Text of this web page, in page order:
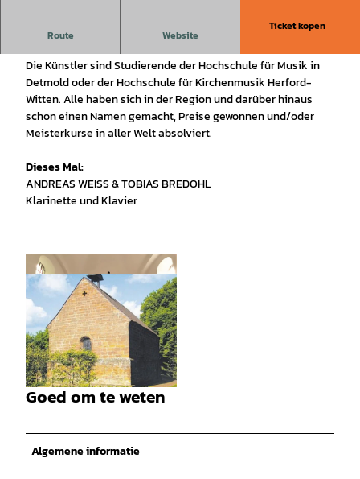
Route Website
Ticket kopen
Musik mit jungen Künstlern, Konzert mit Studierenden der
Die Künstler sind Studierende der Hochschule für Musik in
Detmold oder der Hochschule für Kirchenmusik Herford-
Witten. Alle haben sich in der Region und darüber hinaus
schon einen Namen gemacht, Preise gewonnen und/oder
Meisterkurse in aller Welt absolviert.
Dieses Mal:
ANDREAS WEISS & TOBIAS BREDOHL
Klarinette und Klavier
© Touristikzentrum Westliches Weserbergland,
Anne Stoll |
CC-BY-SA
© Gefao | CC-BY-SA
Goed om te weten
Algemene informatie